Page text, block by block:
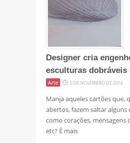
Designer cria
esculturas dobráveis
Arte 5 DE NOVEMBRO DE 2014
Manja aqueles cartões que,
abertos, fazem saltar alguns
como corações, mensagens
etc? É mais